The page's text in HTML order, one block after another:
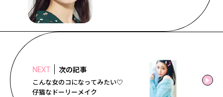
NEXT 次の記事
こんな女のコになってみたい♡
仔猫なドーリーメイク